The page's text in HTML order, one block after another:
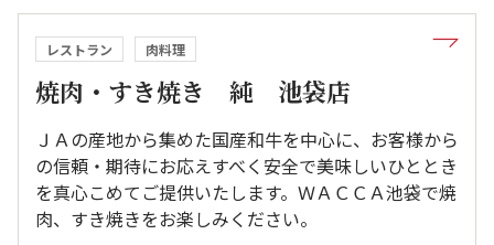
レストラン 肉料理
焼肉・すき焼き 純 池袋店
ＪＡの産地から集めた国産和牛を中心に、お客様から
の信頼・期待にお応えすべく安全で美味しいひととき
を真心こめてご提供いたします。ＷＡＣＣＡ池袋で焼
肉、すき焼きをお楽しみください。